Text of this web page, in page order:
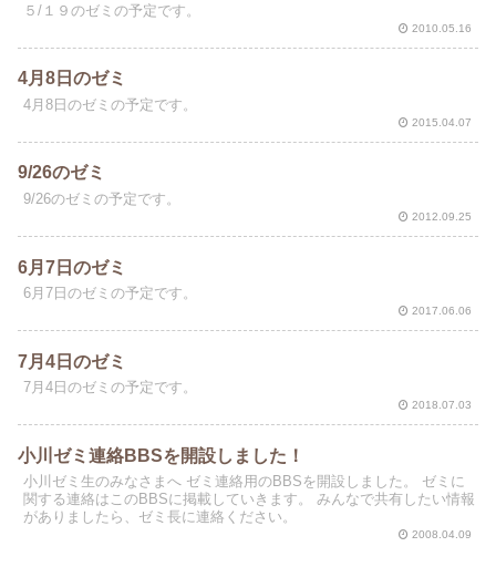
５/１９のゼミの予定です。
2010.05.16
4月8日のゼミ
4月8日のゼミの予定です。
2015.04.07
9/26のゼミ
9/26のゼミの予定です。
2012.09.25
6月7日のゼミ
6月7日のゼミの予定です。
2017.06.06
7月4日のゼミ
7月4日のゼミの予定です。
2018.07.03
小川ゼミ連絡BBSを開設しました！
小川ゼミ生のみなさまへ ゼミ連絡用のBBSを開設しました。 ゼミに
関する連絡はこのBBSに掲載していきます。 みんなで共有したい情報
がありましたら、ゼミ長に連絡ください。
2008.04.09